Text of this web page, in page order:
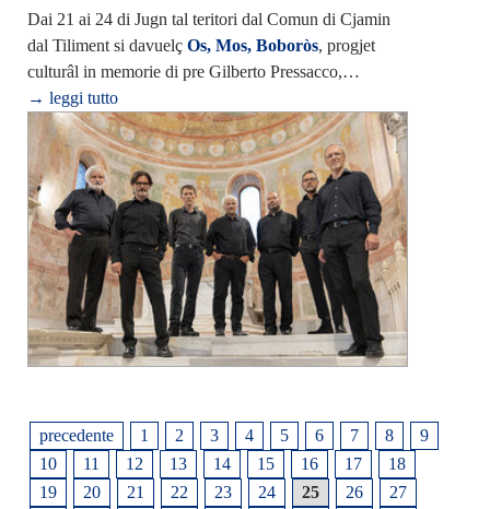
Dai 21 ai 24 di Jugn tal teritori dal Comun di Cjamin
dal Tiliment si davuelç Os, Mos, Boboròs, progjet
culturâl in memorie di pre Gilberto Pressacco,…
→ leggi tutto
precedente 1 2 3 4 5 6 7 8
9
10
11 12 13 14 15 16 17
18
19
20 21 22 23 24 25 26
27